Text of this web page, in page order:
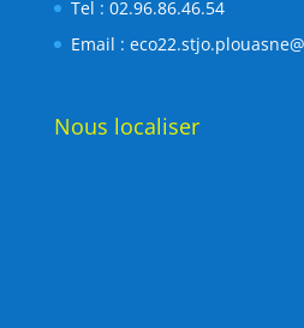
Tel : 02.96.86.46.54
Email :
Nous localiser